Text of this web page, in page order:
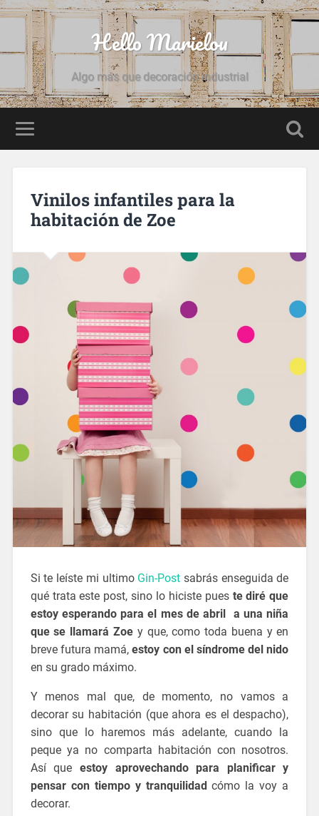
Hello Marielou
Algo más que decoración industrial
Vinilos infantiles para la
habitación de Zoe
Si te leíste mi ultimo Gin-Post sabrás enseguida de
qué trata este post, sino lo hiciste pues te diré que
estoy esperando para el mes de abril a una niña
que se llamará Zoey que, como toda buena y en
breve futura mamá, estoy con el síndrome del nido
en su grado máximo.
Y menos mal que, de momento, no vamos a
decorar su habitación (que ahora es el despacho),
sino que lo haremos más adelante, cuando la
peque ya no comparta habitación con nosotros.
Así que estoy aprovechando para planificar y
pensar con tiempo y tranquilidadcómo la voy a
decorar.